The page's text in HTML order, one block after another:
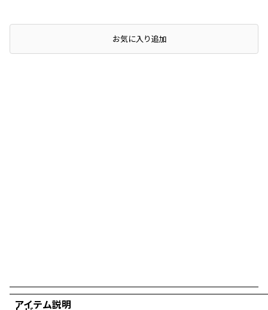
お気に入り追加
アイテム説明